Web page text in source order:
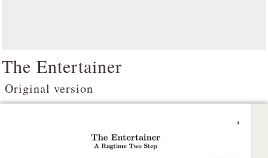
The Entertainer
Original version